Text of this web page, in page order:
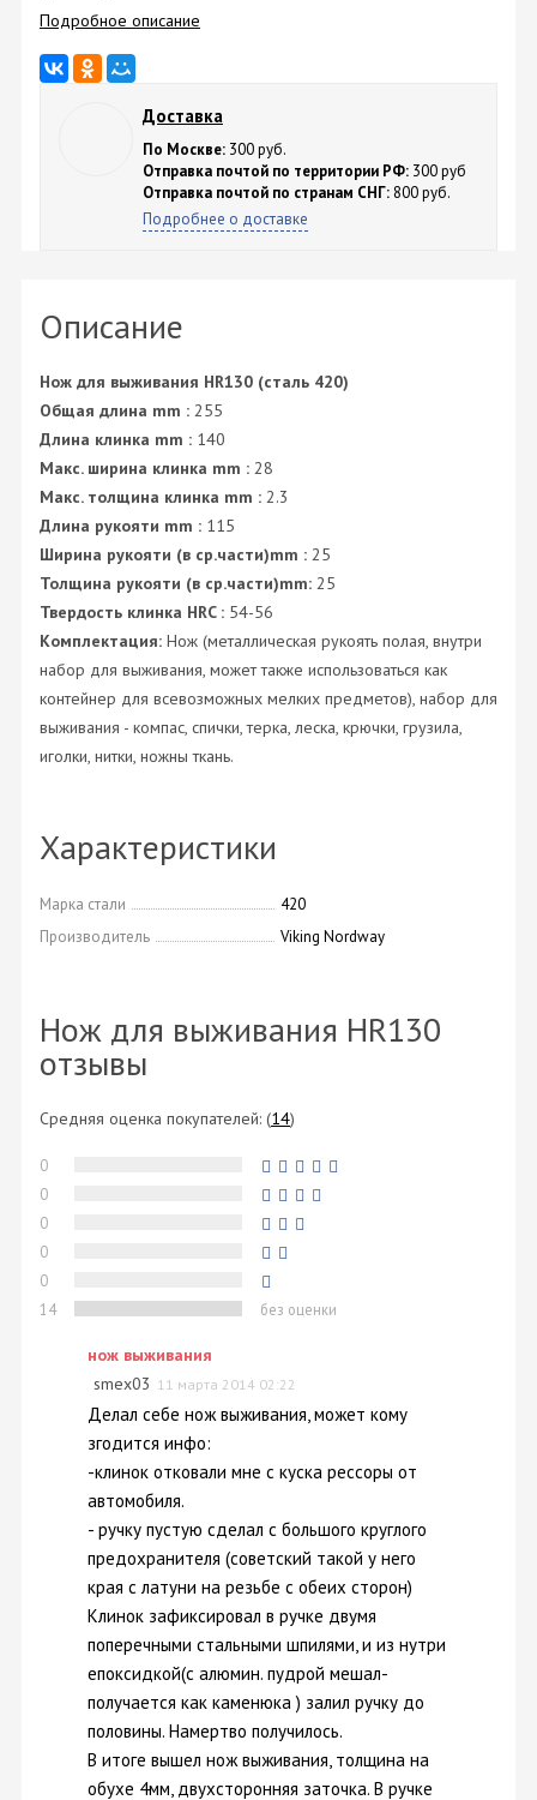
Подробное описание
Доставка
По Москве: 300 руб.
Отправка почтой по территории РФ: 300 руб
Отправка почтой по странам СНГ: 800 руб.
Подробнее о доставке
Описание
Нож для выживания HR130 (сталь 420)
Общая длина mm : 255
Длина клинка mm : 140
Макс. ширина клинка mm : 28
Макс. толщина клинка mm : 2.3
Длина рукояти mm : 115
Ширина рукояти (в ср.части)mm : 25
Толщина рукояти (в ср.части)mm: 25
Твердость клинка HRC : 54-56
Комплектация: Нож (металлическая рукоять полая, внутри
набор для выживания, может также использоваться как
контейнер для всевозможных мелких предметов), набор для
выживания - компас, спички, терка, леска, крючки, грузила,
иголки, нитки, ножны ткань.
Характеристики
Марка стали
420
Производитель
Viking Nordway
Нож для выживания HR130
отзывы
Средняя оценка покупателей: (14)
0
0
0
0
0
14
без оценки
нож выживания
smex03 11 марта 2014 02:22
Делал себе нож выживания, может кому
згодится инфо:
-клинок отковали мне с куска рессоры от
автомобиля.
- ручку пустую сделал с большого круглого
предохранителя (советский такой у него
края с латуни на резьбе с обеих сторон)
Клинок зафиксировал в ручке двумя
поперечными стальными шпилями, и из нутри
епоксидкой(с алюмин. пудрой мешал-
получается как каменюка ) залил ручку до
половины. Намертво получилось.
В итоге вышел нож выживания, толщина на
обухе 4мм, двухсторонняя заточка. В ручке